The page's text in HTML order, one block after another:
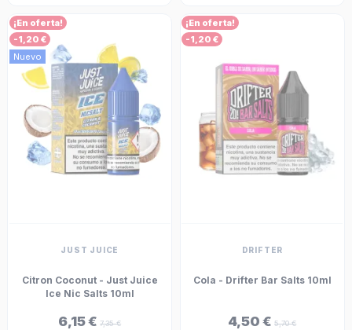
¡En oferta!
-1,20 €
Nuevo
JUST JUICE
Citron Coconut - Just Juice
Ice Nic Salts 10ml
6,15 €7,35 €
¡En oferta!
-1,20 €
DRIFTER
Cola - Drifter Bar Salts 10ml
4,50 €5,70 €